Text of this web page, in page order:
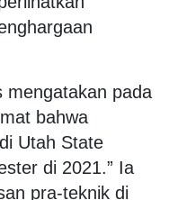
mengatakan pada
bahwa
Utah State
di 2021.” Ia
pra-teknik di